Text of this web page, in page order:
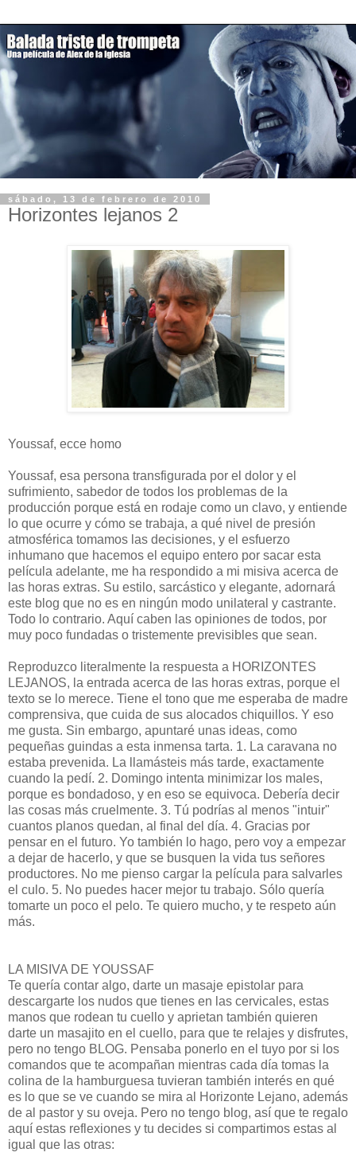
sábado, 13 de febrero de 2010
Horizontes lejanos 2
Youssaf, ecce homo
Youssaf, esa persona transfigurada por el dolor y el
sufrimiento, sabedor de todos los problemas de la
producción porque está en rodaje como un clavo, y entiende
lo que ocurre y cómo se trabaja, a qué nivel de presión
atmosférica tomamos las decisiones, y el esfuerzo
inhumano que hacemos el equipo entero por sacar esta
película adelante, me ha respondido a mi misiva acerca de
las horas extras. Su estilo, sarcástico y elegante, adornará
este blog que no es en ningún modo unilateral y castrante.
Todo lo contrario. Aquí caben las opiniones de todos, por
muy poco fundadas o tristemente previsibles que sean.
Reproduzco literalmente la respuesta a HORIZONTES
LEJANOS, la entrada acerca de las horas extras, porque el
texto se lo merece. Tiene el tono que me esperaba de madre
comprensiva, que cuida de sus alocados chiquillos. Y eso
me gusta. Sin embargo, apuntaré unas ideas, como
pequeñas guindas a esta inmensa tarta. 1. La caravana no
estaba prevenida. La llamásteis más tarde, exactamente
cuando la pedí. 2. Domingo intenta minimizar los males,
porque es bondadoso, y en eso se equivoca. Debería decir
las cosas más cruelmente. 3. Tú podrías al menos "intuir"
cuantos planos quedan, al final del día. 4. Gracias por
pensar en el futuro. Yo también lo hago, pero voy a empezar
a dejar de hacerlo, y que se busquen la vida tus señores
productores. No me pienso cargar la película para salvarles
el culo. 5. No puedes hacer mejor tu trabajo. Sólo quería
tomarte un poco el pelo. Te quiero mucho, y te respeto aún
más.
LA MISIVA DE YOUSSAF
Te quería contar algo, darte un masaje epistolar para
descargarte los nudos que tienes en las cervicales, estas
manos que rodean tu cuello y aprietan también quieren
darte un masajito en el cuello, para que te relajes y disfrutes,
pero no tengo BLOG. Pensaba ponerlo en el tuyo por si los
comandos que te acompañan mientras cada día tomas la
colina de la hamburguesa tuvieran también interés en qué
es lo que se ve cuando se mira al Horizonte Lejano, además
de al pastor y su oveja. Pero no tengo blog, así que te regalo
aquí estas reflexiones y tu decides si compartimos estas al
igual que las otras: